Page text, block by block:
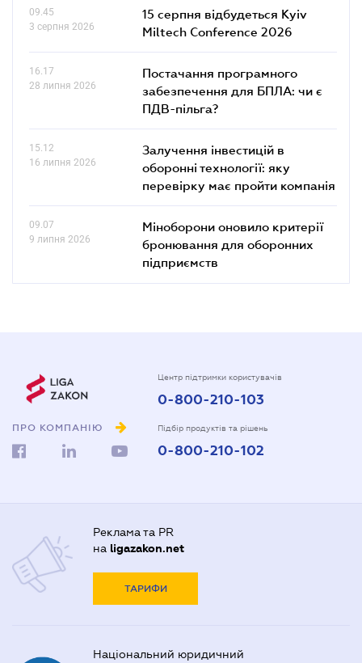
09.45
3 серпня 2026
15 серпня відбудеться Kyiv
Miltech Conference 2026
16.17
28 липня 2026
Постачання програмного
забезпечення для БПЛА: чи є
ПДВ-пільга?
15.12
16 липня 2026
Залучення інвестицій в
оборонні технології: яку
перевірку має пройти компанія
09.07
9 липня 2026
Міноборони оновило критерії
бронювання для оборонних
підприємств
ПРО КОМПАНІЮ
Центр підтримки користувачів
0-800-210-103
Підбір продуктів та рішень
0-800-210-102
Реклама та PR
на ligazakon.net
ТАРИФИ
Національний юридичний